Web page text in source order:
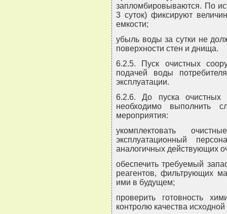
запломбировываются. По
3 суток) фиксируют
емкости;
убыль воды за сутки не
поверхности стен и днища.
6.2.5. Пуск очистных
подачей воды
эксплуатации.
6.2.6. До пуска очистных
необходимо выполнить
мероприятия:
укомплектовать
эксплуатационный
аналогичных действующих
обеспечить требуемый
реагентов, фильтрующих
ими в будущем;
проверить готовность
контролю качества